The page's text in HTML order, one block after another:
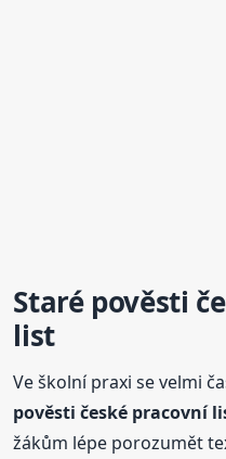
Staré pověsti
list
Ve školní praxi se velmi
pověsti české pracovní
žákům lépe porozumět